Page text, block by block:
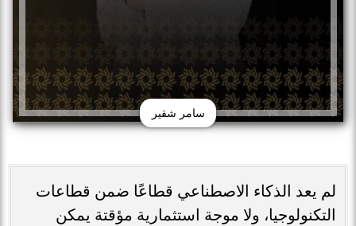
سامر شقير
لم يعد الذكاء الاصطناعي قطاعًا ضمن قطاعات
التكنولوجيا، ولا موجة استثمارية مؤقتة يمكن